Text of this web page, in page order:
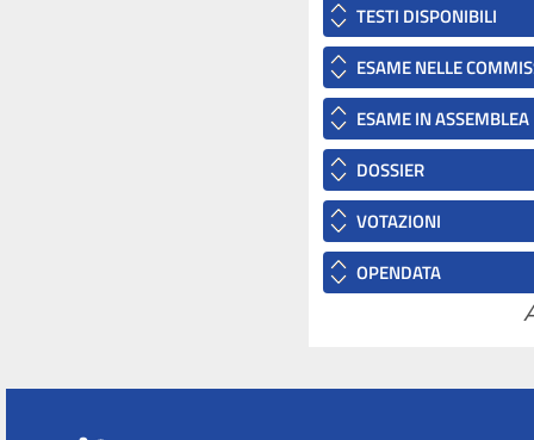
TESTI DISPONIBILI
ESAME NELLE
ESAME IN ASSEMBLEA
DOSSIER
VOTAZIONI
OPENDATA